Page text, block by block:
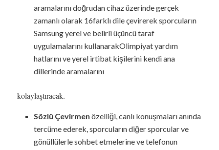
aramalarını doğrudan cihaz üzerinde gerçek
zamanlı olarak 16farklı dile çevirerek sporcuların
Samsung yerel ve belirli üçüncü taraf
uygulamalarını kullanarakOlimpiyat yardım
hatlarını ve yerel irtibat kişilerini kendi ana
dillerinde aramalarını
kolaylaştıracak.
Sözlü Çevirmen özelliği, canlı konuşmaları anında
tercüme ederek, sporcuların diğer sporcular ve
gönüllülerle sohbet etmelerine ve telefonun